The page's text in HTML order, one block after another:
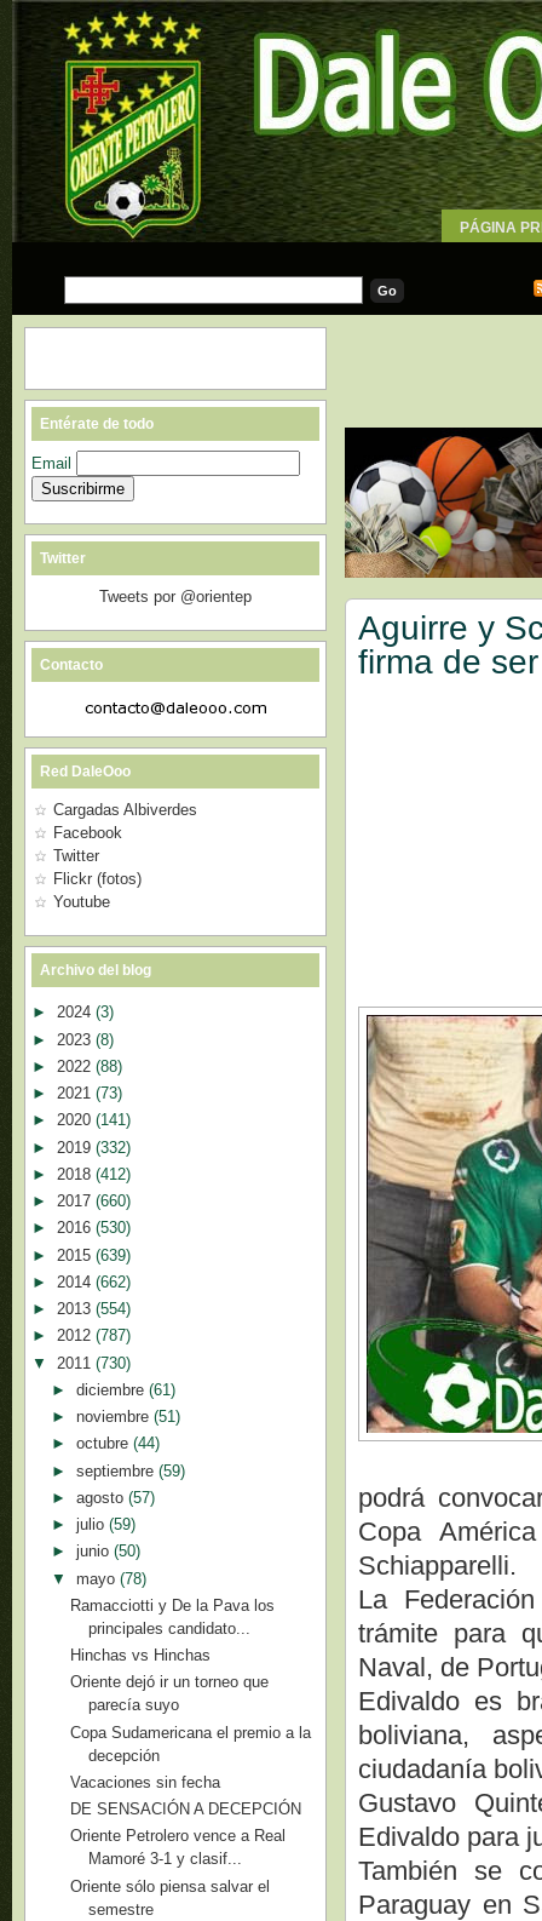
PÁGINA
Aguirre y
firma de
podrá
Copa
Schiapparelli.
La
trámite para
Naval, de
Edivaldo es
boliviana,
ciudadanía
Gustavo
Edivaldo para
También se
Paraguay en
Entérate de todo
Email
Twitter
Tweets por @orientep
Contacto
Red DaleOoo
Cargadas Albiverdes
Facebook
Twitter
Flickr (fotos)
Youtube
Archivo del blog
► 2024 (3)
► 2023 (8)
► 2022 (88)
► 2021 (73)
► 2020 (141)
► 2019 (332)
► 2018 (412)
► 2017 (660)
► 2016 (530)
► 2015 (639)
► 2014 (662)
► 2013 (554)
► 2012 (787)
▼ 2011 (730)
► diciembre (61)
► noviembre (51)
► octubre (44)
► septiembre (59)
► agosto (57)
► julio (59)
► junio (50)
▼ mayo (78)
Ramacciotti y De la Pava los
principales candidato...
Hinchas vs Hinchas
Oriente dejó ir un torneo que
parecía suyo
Copa Sudamericana el premio a la
decepción
Vacaciones sin fecha
DE SENSACIÓN A DECEPCIÓN
Oriente Petrolero vence a Real
Mamoré 3-1 y clasif...
Oriente sólo piensa salvar el
semestre